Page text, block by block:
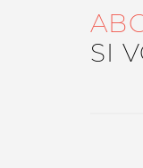
SI